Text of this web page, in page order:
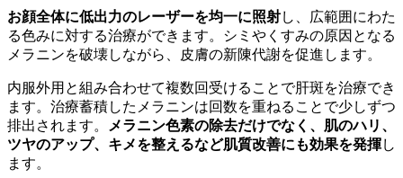
お顔全体に低出力のレーザーを均一に照射し、広範囲にわた
る色みに対する治療ができます。シミやくすみの原因となる
メラニンを破壊しながら、皮膚の新陳代謝を促進します。
内服外用と組み合わせて複数回受けることで肝斑を治療でき
ます。治療蓄積したメラニンは回数を重ねることで少しずつ
排出されます。
メラニン色素の除去だけでなく、肌のハリ、
ツヤのアップ、キメを整えるなど肌質改善にも効果を発揮し
ます。